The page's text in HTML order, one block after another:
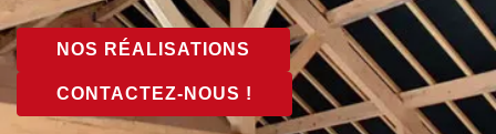
NOS RÉALISATIONS
CONTACTEZ-NOUS !